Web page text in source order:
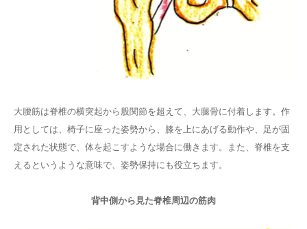
大腰筋は脊椎の横突起から股関節を超えて、大腿骨に付着します。作
用としては、椅子に座った姿勢から、膝を上にあげる動作や、足が固
定された状態で、体を起こすような場合に働きます。また、脊椎を支
えるというような意味で、姿勢保持にも役立ちます。
背中側から見た脊椎周辺の筋肉